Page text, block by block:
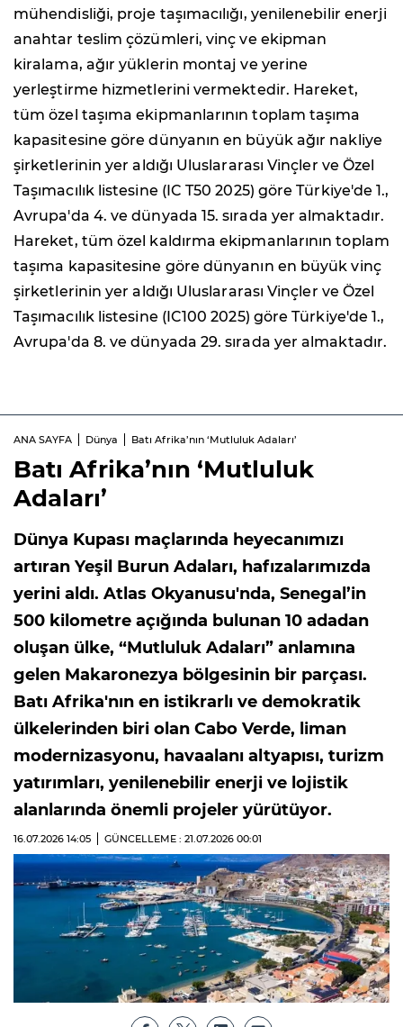
mühendisliği, proje taşımacılığı, yenilenebilir enerji
anahtar teslim çözümleri, vinç ve ekipman
kiralama, ağır yüklerin montaj ve yerine
yerleştirme hizmetlerini vermektedir. Hareket,
tüm özel taşıma ekipmanlarının toplam taşıma
kapasitesine göre dünyanın en büyük ağır nakliye
şirketlerinin yer aldığı Uluslararası Vinçler ve Özel
Taşımacılık listesine (IC T50 2025) göre Türkiye'de 1.,
Avrupa'da 4. ve dünyada 15. sırada yer almaktadır.
Hareket, tüm özel kaldırma ekipmanlarının toplam
taşıma kapasitesine göre dünyanın en büyük vinç
şirketlerinin yer aldığı Uluslararası Vinçler ve Özel
Taşımacılık listesine (IC100 2025) göre Türkiye'de 1.,
Avrupa'da 8. ve dünyada 29. sırada yer almaktadır.
ANA SAYFA Dünya Batı Afrika’nın ‘Mutluluk Adaları’
Batı Afrika’nın ‘Mutluluk
Adaları’
Dünya Kupası maçlarında heyecanımızı
artıran Yeşil Burun Adaları, hafızalarımızda
yerini aldı. Atlas Okyanusu'nda, Senegal’in
500 kilometre açığında bulunan 10 adadan
oluşan ülke, “Mutluluk Adaları” anlamına
gelen Makaronezya bölgesinin bir parçası.
Batı Afrika'nın en istikrarlı ve demokratik
ülkelerinden biri olan Cabo Verde, liman
modernizasyonu, havaalanı altyapısı, turizm
yatırımları, yenilenebilir enerji ve lojistik
alanlarında önemli projeler yürütüyor.
16.07.2026 14:05 GÜNCELLEME : 21.07.2026 00:01